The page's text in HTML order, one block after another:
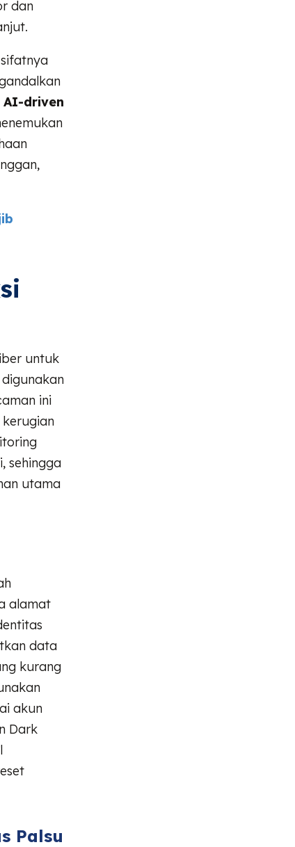
dan
AI-driven
untuk
ini
sehingga
utama
alamat
data
kurang
akun
Dark
Palsu